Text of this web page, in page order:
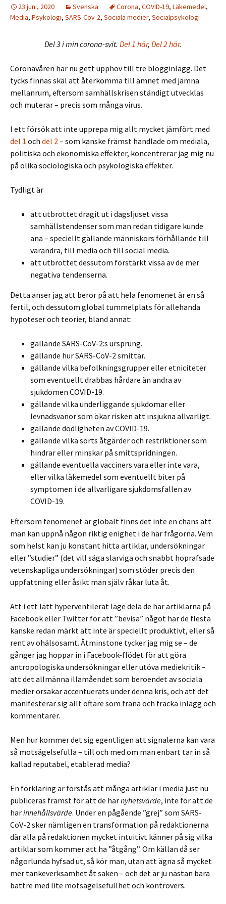
23 juni, 2020 Svenska Corona, COVID-19, Läkemedel,
Media, Psykologi, SARS-Cov-2, Sociala medier, Socialpsykologi
Del 3 i min corona-svit. Del 1 här, Del 2 här.
Coronavåren har nu gett upphov till tre blogginlägg. Det
tycks finnas skäl att återkomma till ämnet med jämna
mellanrum, eftersom samhällskrisen ständigt utvecklas
och muterar – precis som många virus.
I ett försök att inte upprepa mig allt mycket jämfört med
del 1 och del 2– som kanske främst handlade om mediala,
politiska och ekonomiska effekter, koncentrerar jag mig nu
på olika sociologiska och psykologiska effekter.
Tydligt är
att utbrottet dragit ut i dagsljuset vissa
samhällstendenser som man redan tidigare kunde
ana – speciellt gällande människors förhållande till
varandra, till media och till social media.
att utbrottet dessutom förstärkt vissa av de mer
negativa tendenserna.
Detta anser jag att beror på att hela fenomenet är en så
fertil, och dessutom global tummelplats för allehanda
hypoteser och teorier, bland annat:
gällande SARS-CoV-2:s ursprung.
gällande hur SARS-CoV-2 smittar.
gällande vilka befolkningsgrupper eller etniciteter
som eventuellt drabbas hårdare än andra av
sjukdomen COVID-19.
gällande vilka underliggande sjukdomar eller
levnadsvanor som ökar risken att insjukna allvarligt.
gällande dödligheten av COVID-19.
gällande vilka sorts åtgärder och restriktioner som
hindrar eller minskar på smittspridningen.
gällande eventuella vacciners vara eller inte vara,
eller vilka läkemedel som eventuellt biter på
symptomen i de allvarligare sjukdomsfallen av
COVID-19.
Eftersom fenomenet är globalt finns det inte en chans att
man kan uppnå någon riktig enighet i de här frågorna. Vem
som helst kan ju konstant hitta artiklar, undersökningar
eller ”studier” (det vill säga slarviga och snabbt hoprafsade
vetenskapliga undersökningar) som stöder precis den
uppfattning eller åsikt man själv råkar luta åt.
Att i ett lätt hyperventilerat läge dela de här artiklarna på
Facebook eller Twitter för att ”bevisa” något har de flesta
kanske redan märkt att inte är speciellt produktivt, eller så
rent av ohälsosamt. Åtminstone tycker jag mig se – de
gånger jag hoppar in i Facebook-flödet för att göra
antropologiska undersökningar eller utöva mediekritik –
att det allmänna illamåendet som beroendet av sociala
medier orsakar accentuerats under denna kris, och att det
manifesterar sig allt oftare som fräna och fräcka inlägg och
kommentarer.
Men hur kommer det sig egentligen att signalerna kan vara
så motsägelsefulla – till och med om man enbart tar in så
kallad reputabel, etablerad media?
En förklaring är förstås att många artiklar i media just nu
publiceras främst för att de harnyhetsvärde, inte för att de
harinnehållsvärde. Under en pågående ”grej” som SARS-
CoV-2 sker nämligen en transformation på redaktionerna
där alla på redaktionen mycket intuitivt känner på sig vilka
artiklar som kommer att ha ”åtgång”. Om källan då ser
någorlunda hyfsad ut, så kör man, utan att ägna så mycket
mer tankeverksamhet åt saken – och det är ju nästan bara
bättre med lite motsägelsefullhet och kontrovers.